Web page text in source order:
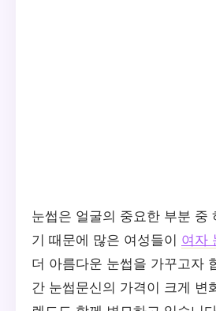
눈썹은 얼굴의 중요한 부분 중
기 때문에 많은 여성들이 여자
더 아름다운 눈썹을 가꾸고자
간 눈썹문신의 가격이 크게 변